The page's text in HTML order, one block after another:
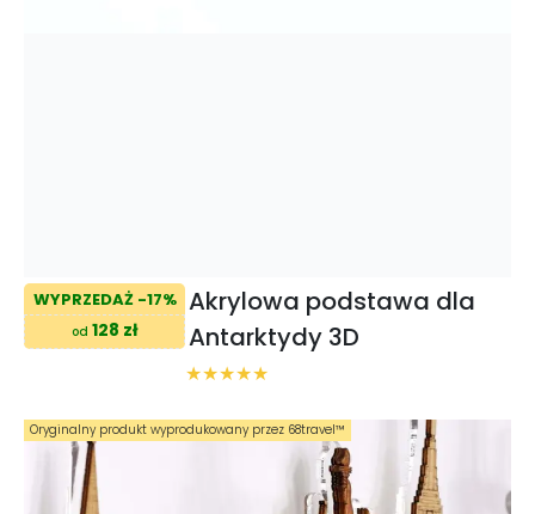
WYPRZEDAŻ -17%
od 128 zł
Akrylowa podstawa dla
Antarktydy 3D
Oryginalny produkt wyprodukowany przez 68travel™️